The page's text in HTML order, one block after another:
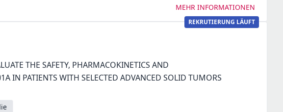
MEHR INFORMATIONEN
REKRUTIERUNG LÄUFT
THE SAFETY, PHARMACOKINETICS AND
IN PATIENTS WITH SELECTED ADVANCED SOLID TUMORS